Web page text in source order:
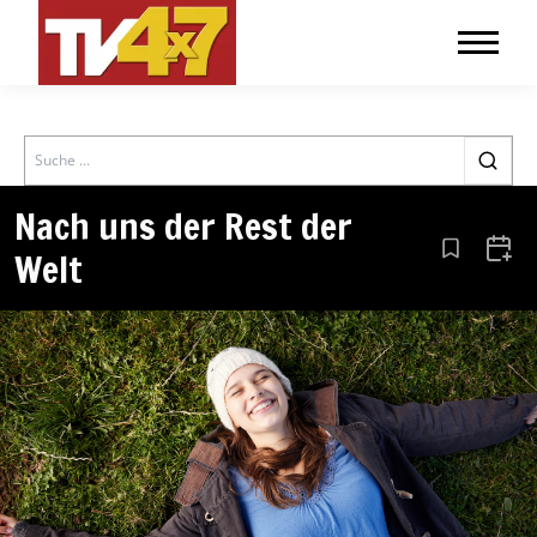
Search
Nach uns der Rest der
Welt
Aus den